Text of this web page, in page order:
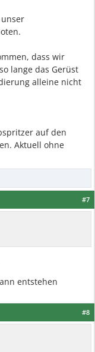
dass wir
lange das Gerüst
alleine nicht
auf den
Aktuell ohne
#7
entstehen
#8